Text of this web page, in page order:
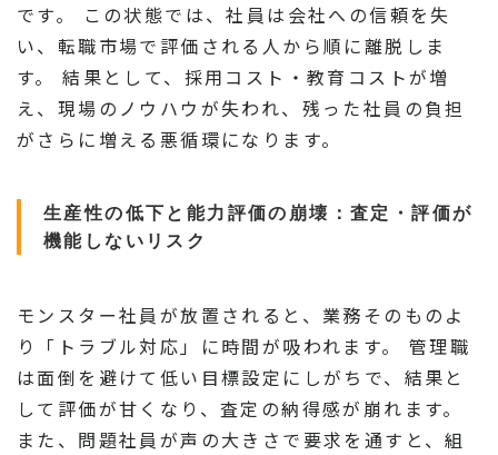
です。 この状態では、社員は会社への信頼を失
い、転職市場で評価される人から順に離脱しま
す。 結果として、採用コスト・教育コストが増
え、現場のノウハウが失われ、残った社員の負担
がさらに増える悪循環になります。
生産性の低下と能力評価の崩壊：査定・評価が
機能しないリスク
モンスター社員が放置されると、業務そのものよ
り「トラブル対応」に時間が吸われます。 管理職
は面倒を避けて低い目標設定にしがちで、結果と
して評価が甘くなり、査定の納得感が崩れます。
また、問題社員が声の大きさで要求を通すと、組